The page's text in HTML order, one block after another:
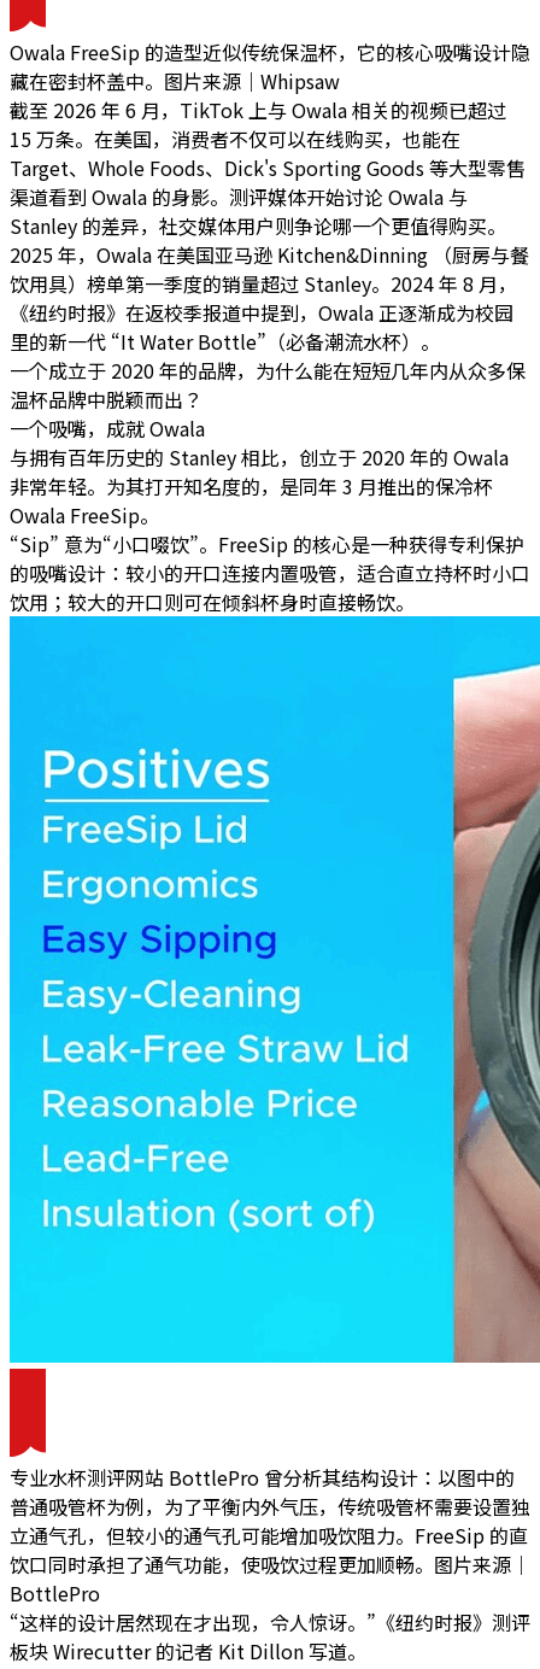
Owala FreeSip 的造型近似传统保温杯，它的核心吸嘴设计隐
藏在密封杯盖中。图片来源｜Whipsaw
截至 2026 年 6 月，TikTok 上与 Owala 相关的视频已超过
15 万条。在美国，消费者不仅可以在线购买，也能在
Target、Whole Foods、Dick's Sporting Goods 等大型零售
渠道看到 Owala 的身影。测评媒体开始讨论 Owala 与
Stanley 的差异，社交媒体用户则争论哪一个更值得购买。
2025 年，Owala 在美国亚马逊 Kitchen&Dinning （厨房与餐
饮用具）榜单第一季度的销量超过 Stanley。2024 年 8 月，
《纽约时报》在返校季报道中提到，Owala 正逐渐成为校园
里的新一代 “It Water Bottle”（必备潮流水杯）。
一个成立于 2020 年的品牌，为什么能在短短几年内从众多保
温杯品牌中脱颖而出？
一个吸嘴，成就 Owala
与拥有百年历史的 Stanley 相比，创立于 2020 年的 Owala
非常年轻。为其打开知名度的，是同年 3 月推出的保冷杯
Owala FreeSip。
“Sip” 意为“小口啜饮”。FreeSip 的核心是一种获得专利保护
的吸嘴设计：较小的开口连接内置吸管，适合直立持杯时小口
饮用；较大的开口则可在倾斜杯身时直接畅饮。
专业水杯测评网站 BottlePro 曾分析其结构设计：以图中的
普通吸管杯为例，为了平衡内外气压，传统吸管杯需要设置独
立通气孔，但较小的通气孔可能增加吸饮阻力。FreeSip 的直
饮口同时承担了通气功能，使吸饮过程更加顺畅。图片来源｜
BottlePro
“这样的设计居然现在才出现，令人惊讶。”《纽约时报》测评
板块 Wirecutter 的记者 Kit Dillon 写道。